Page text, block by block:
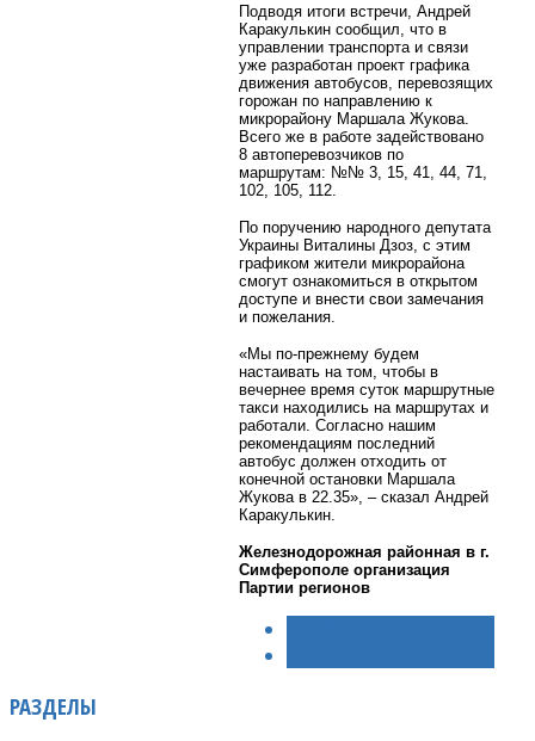
Подводя итоги встречи, Андрей
Каракулькин сообщил, что в
управлении транспорта и связи
уже разработан проект графика
движения автобусов, перевозящих
горожан по направлению к
микрорайону Маршала Жукова.
Всего же в работе задействовано
8 автоперевозчиков по
маршрутам: №№ 3, 15, 41, 44, 71,
102, 105, 112.
По поручению народного депутата
Украины Виталины Дзоз, с этим
графиком жители микрорайона
смогут ознакомиться в открытом
доступе и внести свои замечания
и пожелания.
«Мы по-прежнему будем
настаивать на том, чтобы в
вечернее время суток маршрутные
такси находились на маршрутах и
работали. Согласно нашим
рекомендациям последний
автобус должен отходить от
конечной остановки Маршала
Жукова в 22.35», – сказал Андрей
Каракулькин.
Железнодорожная районная в г.
Симферополе организация
Партии регионов
РАЗДЕЛЫ